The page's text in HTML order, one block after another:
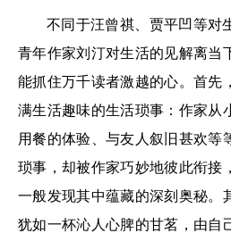
不同于汪曾祺、贾平凹等对
青年作家刘汀对生活的见解离当
能抓住万千读者激越的心。首先
满生活趣味的生活琐事：作家从
用餐的体验、与友人叙旧甚欢等
琐事，却被作家巧妙地彼此衔接
一般发现其中蕴藏的深刻奥秘。
犹如一杯沁人心脾的甘茗，由自